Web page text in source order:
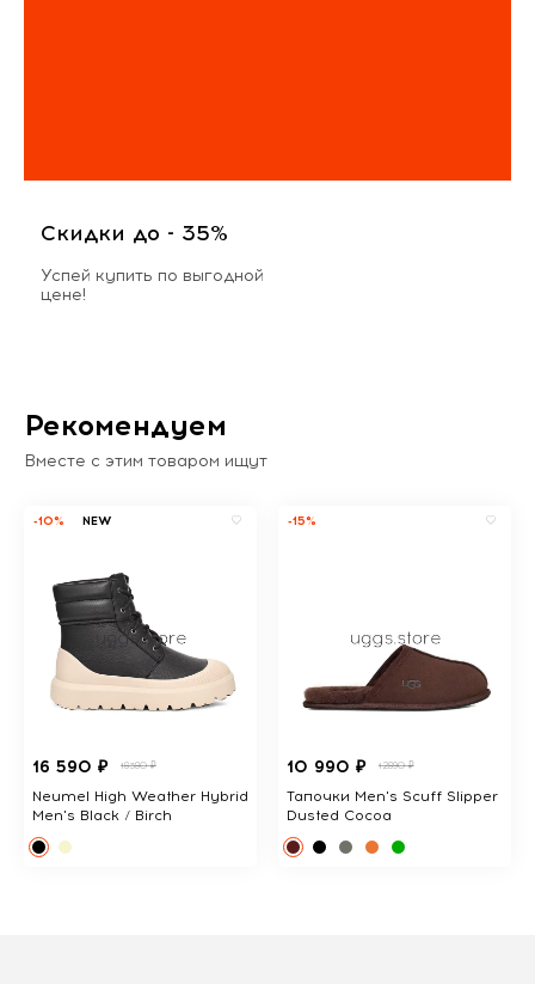
Скидки до - 35%
Успей купить по выгодной
цене!
Рекомендуем
Вместе с этим товаром ищут
-10% NEW
16 590 ₽ 18380 ₽
Neumel High Weather Hybrid
Men's Black / Birch
-15%
10 990 ₽ 12890 ₽
Тапочки Men's Scuff Slipper
Dusted Cocoa